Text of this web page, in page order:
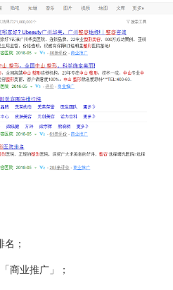
名；
商业推广」；